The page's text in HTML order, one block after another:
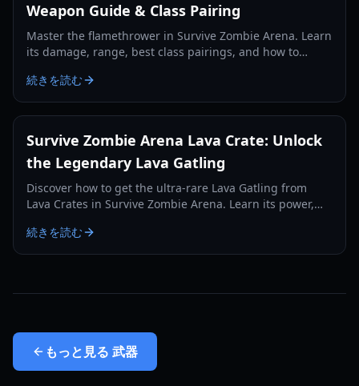
Weapon Guide & Class Pairing
Master the flamethrower in Survive Zombie Arena. Learn
its damage, range, best class pairings, and how to
続きを読む
Survive Zombie Arena Lava Crate: Unlock
the Legendary Lava Gatling
Discover how to get the ultra-rare Lava Gatling from
Lava Crates in Survive Zombie Arena. Learn its power,
続きを読む
もっと見る 武器